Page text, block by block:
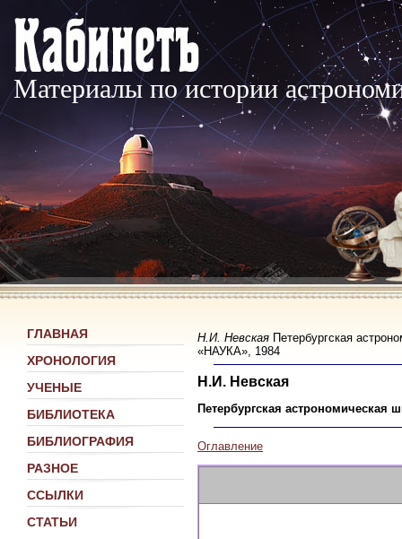
Материалы по истории
ГЛАВНАЯ
ХРОНОЛОГИЯ
УЧЕНЫЕ
БИБЛИОТЕКА
БИБЛИОГРАФИЯ
РАЗНОЕ
ССЫЛКИ
СТАТЬИ
Н.И. Невская Петербургская
«НАУКА», 1984
Н.И. Невская
Петербургская астрономическая
Оглавление